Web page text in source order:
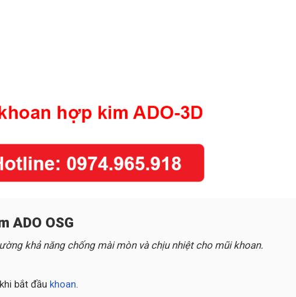
ADO OSG
khả năng chống mài mòn và chịu nhiệt cho mũi khoan.
bắt đầu khoan.